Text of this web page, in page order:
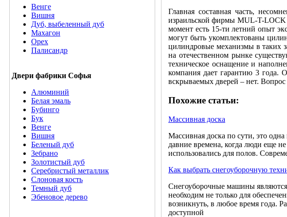
Венге
Вишня
Дуб, выбеленный дуб
Махагон
Орех
Палисандр
Двери фабрики Софья
Алюминий
Белая эмаль
Бубинго
Бук
Венге
Вишня
Беленый дуб
Зебрано
Золотистый дуб
Серебристый металлик
Слоновая кость
Темный дуб
Эбеновое дерево
Главная составная часть,
израильской фирмы MUL-T-LOCK
момент есть 15-ти летний опыт
могут быть укомплектованы
цилиндровые механизмы в таких
на отечественном рынке
техническое оснащение и
компания дает гарантию 3 года.
вскрываемых дверей – нет.
Похожие статьи:
Массивная доска
Массивная доска по сути, это
давние времена, когда люди еще
использовались для полов.
Как выбрать снегоуборочную
Снегоуборочные машины
необходим не только для
возникнуть, в любое время года.
доступной